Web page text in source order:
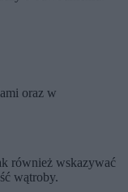
oraz w
również wskazywać
wątroby.